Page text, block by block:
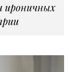
ироничных